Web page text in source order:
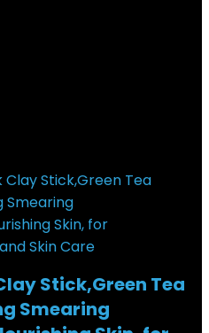
Stick,Green Tea
Smearing